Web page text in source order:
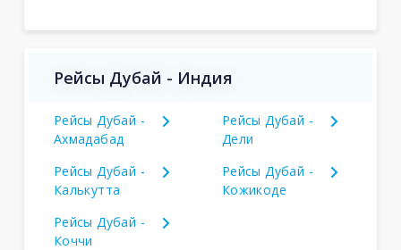
Рейсы Дубай - Индия
Рейсы Дубай -
Ахмадабад
Рейсы Дубай -
Дели
Рейсы Дубай -
Калькутта
Рейсы Дубай -
Кожикоде
Рейсы Дубай -
Коччи